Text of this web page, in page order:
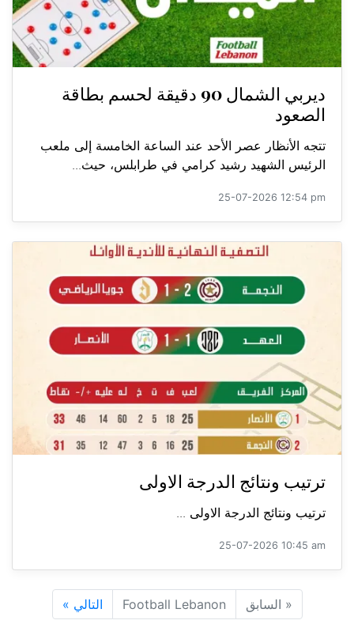
ديربي الشمال 90 دقيقة لحسم بطاقة
الصعود
تتجه الأنظار عصر الأحد عند الساعة الخامسة إلى ملعب
الرئيس الشهيد رشيد كرامي في طرابلس، حيث...
25-07-2026 12:54 pm
ترتيب ونتائج الدرجة الاولى
ترتيب ونتائج الدرجة الاولى ...
25-07-2026 10:45 am
« السابق Football Lebanon التالي »